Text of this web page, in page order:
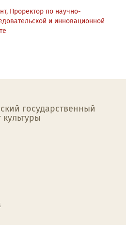
Проректор по научно-
и инновационной
государственный
культуры